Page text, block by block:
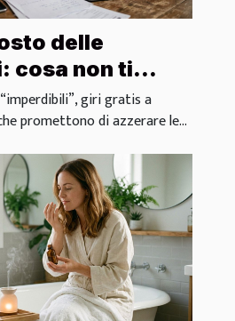
delle
cosa non ti
dei casinò
giri gratis a
promettono di azzerare le...